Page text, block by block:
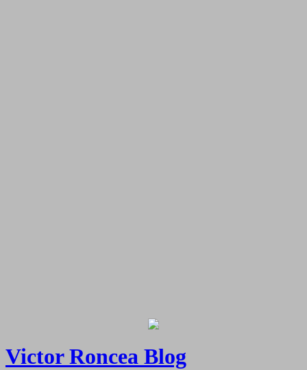
Victor Roncea Blog